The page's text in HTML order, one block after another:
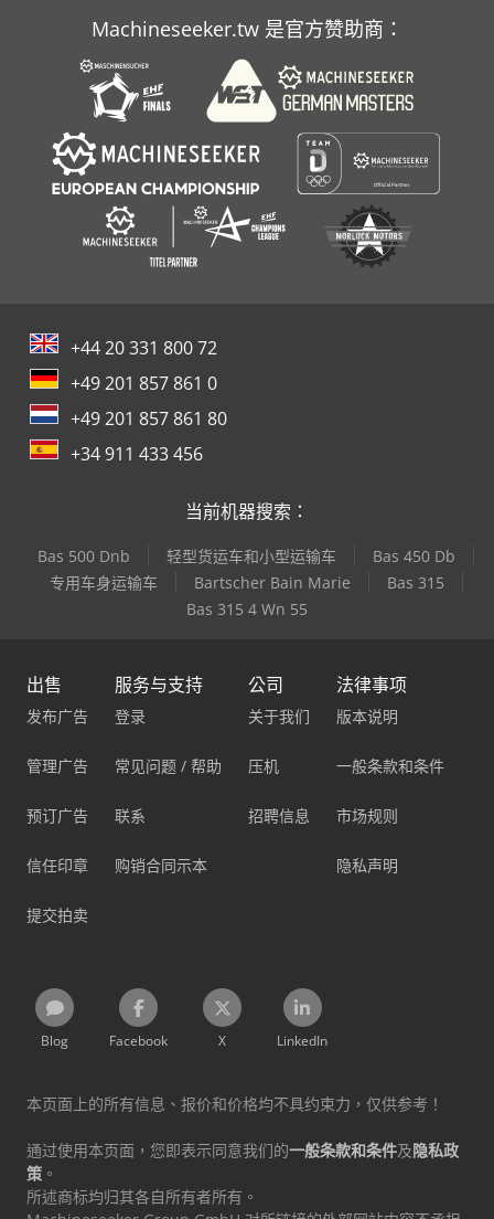
Machineseeker.tw 是官方赞助商：
+44 20 331 800 72
+49 201 857 861 0
+49 201 857 861 80
+34 911 433 456
当前机器搜索：
Bas 500 Dnb 轻型货运车和小型运输车
Bas 450 Db
专用车身运输车
Bartscher Bain Marie
Bas 315
Bas 315 4 Wn 55
出售
发布广告
管理广告
预订广告
信任印章
提交拍卖
服务与支持
登录
常见问题 / 帮助
联系
购销合同示本
公司
关于我们
压机
招聘信息
法律事项
版本说明
一般条款和条件
市场规则
隐私声明
Blog Facebook X LinkedIn
本页面上的所有信息、报价和价格均不具约束力，仅供参考！
通过使用本页面，您即表示同意我们的一般条款和条件及隐私政
策 。
所述商标均归其各自所有者所有。